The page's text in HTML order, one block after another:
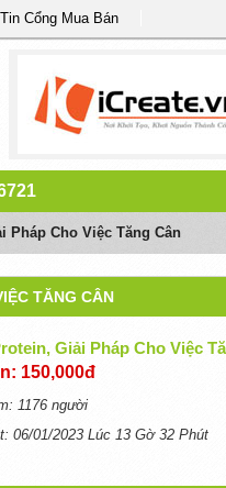
Cổng Mua Bán
Pháp Cho Việc Tăng Cân
TĂNG CÂN
Giải Pháp Cho Việc
150,000đ
1176 người
06/01/2023 Lúc 13 Gờ 32 Phút